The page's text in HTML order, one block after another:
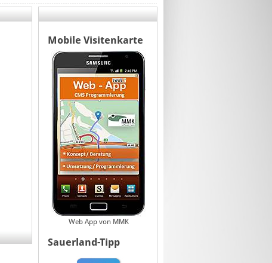
Mobile Visitenkarte
Web App von MMK
Sauerland-Tipp